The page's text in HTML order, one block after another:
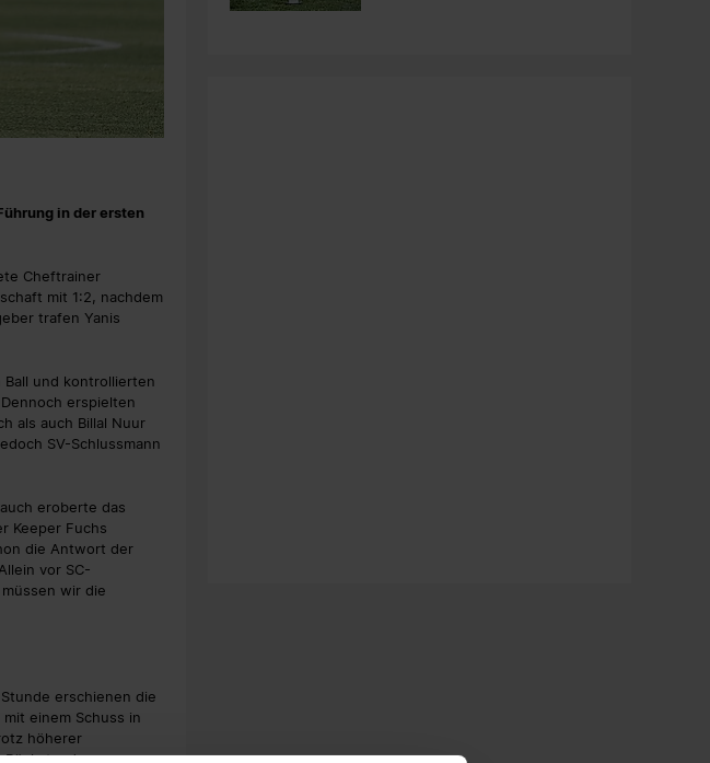
in der ersten
Cheftrainer
mit 1:2, nachdem
trafen Yanis
und kontrollierten
erspielten
als auch Billal Nuur
SV-Schlussmann
eroberte das
Keeper Fuchs
die Antwort der
vor SC-
wir die
erschienen die
einem Schuss in
höherer